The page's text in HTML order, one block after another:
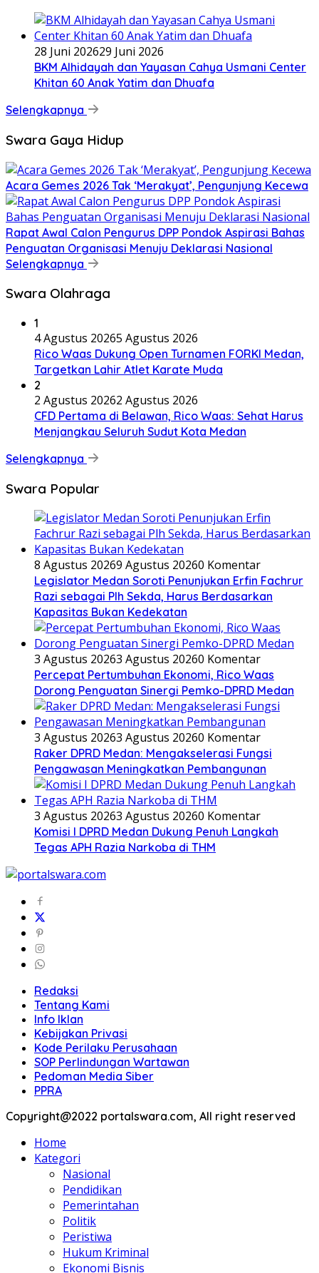
28 Juni 202629 Juni 2026
BKM Alhidayah dan Yayasan Cahya Usmani Center
Khitan 60 Anak Yatim dan Dhuafa
Selengkapnya
Swara Gaya Hidup
Acara Gemes 2026 Tak ‘Merakyat’, Pengunjung Kecewa
Rapat Awal Calon Pengurus DPP Pondok Aspirasi Bahas
Penguatan Organisasi Menuju Deklarasi Nasional
Selengkapnya
Swara Olahraga
1
4 Agustus 20265 Agustus 2026
Rico Waas Dukung Open Turnamen FORKI Medan,
Targetkan Lahir Atlet Karate Muda
2
2 Agustus 20262 Agustus 2026
CFD Pertama di Belawan, Rico Waas: Sehat Harus
Menjangkau Seluruh Sudut Kota Medan
Selengkapnya
Swara Popular
8 Agustus 20269 Agustus 20260 Komentar
Legislator Medan Soroti Penunjukan Erfin Fachrur
Razi sebagai Plh Sekda, Harus Berdasarkan
Kapasitas Bukan Kedekatan
3 Agustus 20263 Agustus 20260 Komentar
Percepat Pertumbuhan Ekonomi, Rico Waas
Dorong Penguatan Sinergi Pemko-DPRD Medan
3 Agustus 20263 Agustus 20260 Komentar
Raker DPRD Medan: Mengakselerasi Fungsi
Pengawasan Meningkatkan Pembangunan
3 Agustus 20263 Agustus 20260 Komentar
Komisi I DPRD Medan Dukung Penuh Langkah
Tegas APH Razia Narkoba di THM
Redaksi
Tentang Kami
Info Iklan
Kebijakan Privasi
Kode Perilaku Perusahaan
SOP Perlindungan Wartawan
Pedoman Media Siber
PPRA
Copyright@2022 portalswara.com, All right reserved
Home
Kategori
Nasional
Pendidikan
Pemerintahan
Politik
Peristiwa
Hukum Kriminal
Ekonomi Bisnis